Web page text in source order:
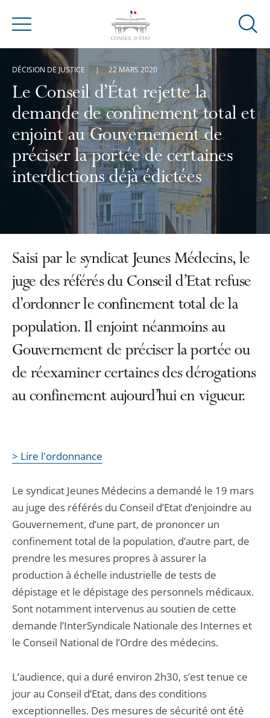
Menu
Ouvrir
Le Conseil d’État rejette la
demande de confinement total et
enjoint au Gouvernement de
préciser la portée de certaines
interdictions déjà édictées
DÉCISION DE JUSTICE 22 MARS 2020
Saisi par le syndicat Jeunes Médecins, le
juge des référés du Conseil d’Etat refuse
d’ordonner le confinement total de la
population. Il enjoint néanmoins au
Gouvernement de préciser la portée ou
de réexaminer certaines des dérogations
au confinement aujourd’hui en vigueur.
> Lire l'ordonnance
Le syndicat Jeunes Médecins a demandé le 19 mars
au juge des référés du Conseil d’Etat d’enjoindre au
Gouvernement, d’une part, de prononcer un
confinement total de la population, d’autre part, de
prendre les mesures propres à assurer la
production à échelle industrielle de tests de
dépistage et le dépistage des personnels médicaux.
Sont notamment intervenus au soutien de cette
demande l’InterSyndicale Nationale des Internes et
le Conseil National de l’Ordre des médecins.
L’audience, qui a duré environ 2h30, s’est tenue ce
jour au Conseil d’Etat, dans des conditions
exceptionnelles. Des mesures de sécurité ont été